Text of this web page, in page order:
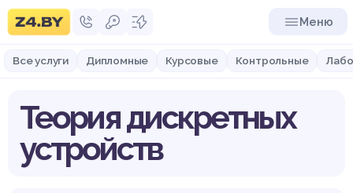
Меню
Все услуги Дипломные Курсовые Контрольные
Теория дискретных
устройств